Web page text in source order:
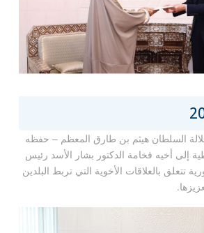
السلطان هيثم بن طارق المعظم – حفظه
إلى أخيه فخامة الدكتور بشار الأسد رئيس
تتعلق بالعلاقات الأخوية التي تربط البلدين